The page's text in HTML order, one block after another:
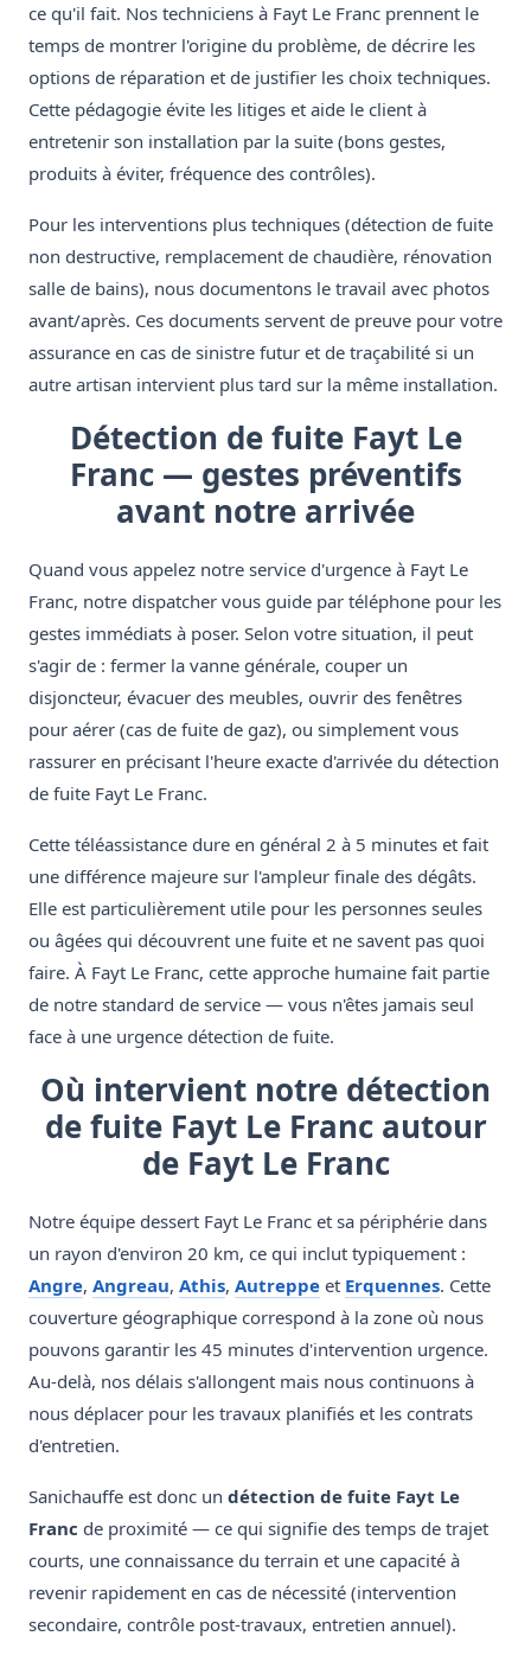
ce qu'il fait. Nos techniciens à Fayt Le Franc prennent le
temps de montrer l'origine du problème, de décrire les
options de réparation et de justifier les choix techniques.
Cette pédagogie évite les litiges et aide le client à
entretenir son installation par la suite (bons gestes,
produits à éviter, fréquence des contrôles).
Pour les interventions plus techniques (détection de fuite
non destructive, remplacement de chaudière, rénovation
salle de bains), nous documentons le travail avec photos
avant/après. Ces documents servent de preuve pour votre
assurance en cas de sinistre futur et de traçabilité si un
autre artisan intervient plus tard sur la même installation.
Détection de fuite Fayt Le
Franc — gestes préventifs
avant notre arrivée
Quand vous appelez notre service d'urgence à Fayt Le
Franc, notre dispatcher vous guide par téléphone pour les
gestes immédiats à poser. Selon votre situation, il peut
s'agir de : fermer la vanne générale, couper un
disjoncteur, évacuer des meubles, ouvrir des fenêtres
pour aérer (cas de fuite de gaz), ou simplement vous
rassurer en précisant l'heure exacte d'arrivée du détection
de fuite Fayt Le Franc.
Cette téléassistance dure en général 2 à 5 minutes et fait
une différence majeure sur l'ampleur finale des dégâts.
Elle est particulièrement utile pour les personnes seules
ou âgées qui découvrent une fuite et ne savent pas quoi
faire. À Fayt Le Franc, cette approche humaine fait partie
de notre standard de service — vous n'êtes jamais seul
face à une urgence détection de fuite.
Où intervient notre détection
de fuite Fayt Le Franc autour
de Fayt Le Franc
Notre équipe dessert Fayt Le Franc et sa périphérie dans
un rayon d'environ 20 km, ce qui inclut typiquement :
Angre, Angreau, Athis, Autreppe et Erquennes. Cette
couverture géographique correspond à la zone où nous
pouvons garantir les 45 minutes d'intervention urgence.
Au-delà, nos délais s'allongent mais nous continuons à
nous déplacer pour les travaux planifiés et les contrats
d'entretien.
Sanichauffe est donc un détection de fuite Fayt Le
Franc de proximité — ce qui signifie des temps de trajet
courts, une connaissance du terrain et une capacité à
revenir rapidement en cas de nécessité (intervention
secondaire, contrôle post-travaux, entretien annuel).